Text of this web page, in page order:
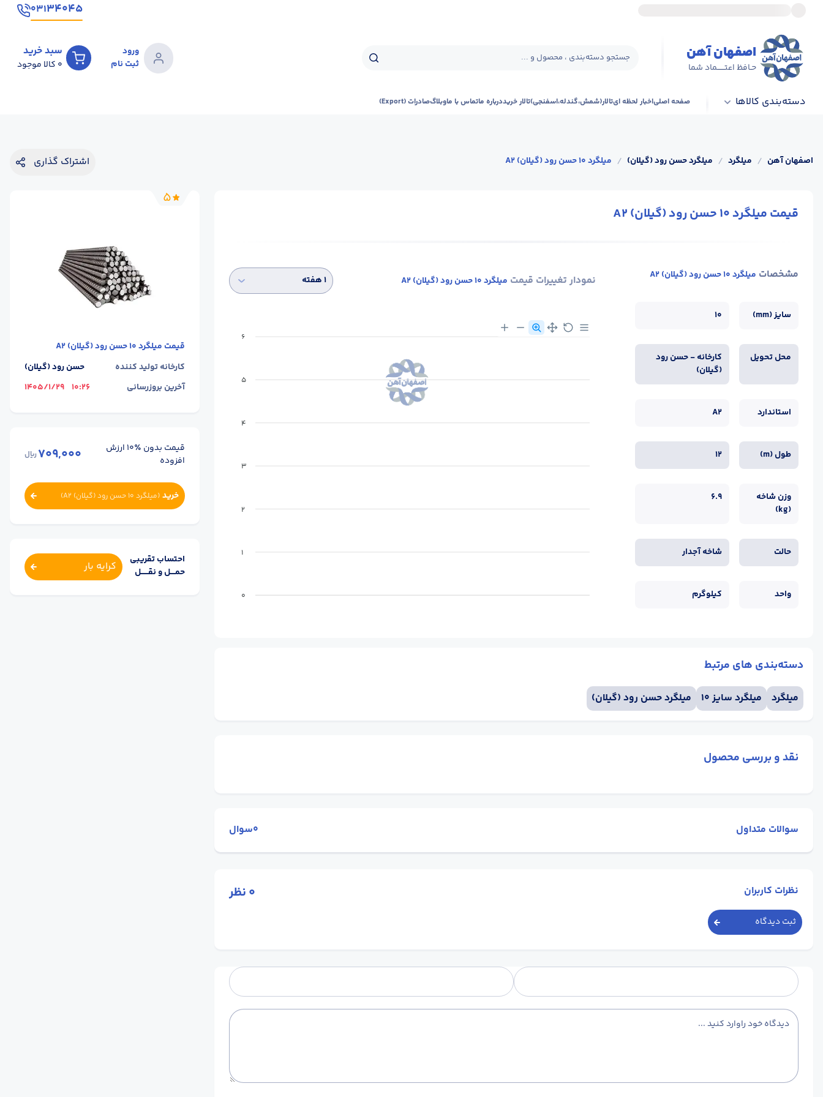
۳۴۰۴۵۰۳۱
اصفهان آهن
حـافظ اعتــــــماد شما
جستجو دسته‌بندی ، محصول و ...
ورود
ثبت نام
سبد خرید
0 کالا موجود
دسته‌بندی کالاها صفحه اصلیاخبار لحظه ایتالار(شمش،گندله،اسفنجی)تالار خریددرباره ماتماس با ماوبلاگصادرات (Export)
اصفهان آهن / میلگرد / میلگرد حسن رود (گیلان) / میلگرد 10 حسن رود (گیلان) A2 اشتراک گذاری
قیمت میلگرد 10 حسن رود (گیلان) A2
مشخصات میلگرد 10 حسن رود (گیلان) A2
سایز (mm) 10
محل تحویل
کارخانه - حسن رود
(گیلان)
استاندارد A2
طول (m) 12
وزن شاخه
(kg)
6.9
حالت شاخه آجدار
واحد کیلوگرم
نمودار تغییرات قیمت میلگرد 10 حسن رود (گیلان) A2 ۱ هفته
6
5
4
3
2
1
0
دسته‌بندی های مرتبط
میلگرد میلگرد سایز 10 میلگرد حسن رود (گیلان)
نقد و بررسی محصول
سوالات متداول 0سوال
نظرات کاربران 0نظر
ثبت دیدگاه
5
قیمت میلگرد 10 حسن رود (گیلان) A2
کارخانه تولید کننده
حسن رود (گیلان)
آخرین بروزرسانی
10:26
1405/1/29
قیمت بدون ٪۱۰ ارزش
افزوده
709,000ریال
خرید (میلگرد 10 حسن رود (گیلان) A2 )
احتساب تقریبی
حمــــل و نقــــــل
کرایه بار